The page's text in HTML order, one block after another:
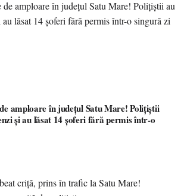
amploare în județul Satu Mare! Polițiștii
și au lăsat 14 șoferi fără permis într-o